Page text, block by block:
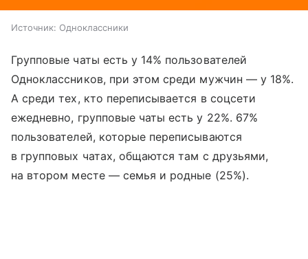
Источник: Одноклассники
Групповые чаты есть у 14% пользователей
Одноклассников, при этом среди мужчин — у 18%.
А среди тех, кто переписывается в соцсети
ежедневно, групповые чаты есть у 22%. 67%
пользователей, которые переписываются
в групповых чатах, общаются там с друзьями,
на втором месте — семья и родные (25%).